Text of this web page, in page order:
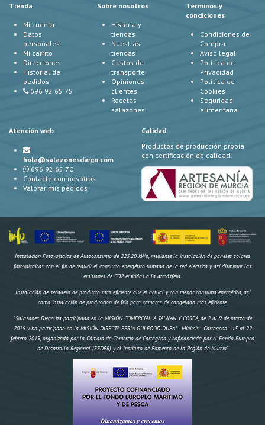
Tienda
Mi cuenta
Datos
personales
Mi carrito
Direcciones
Historial de
pedidos
696 92 65 75
Sobre nosotros
Historia y
tiendas
Nuestras
tiendas
Gastos de
transporte
Opiniones
clientes
Recetas
salazones
Términos y
condiciones
Condiciones de
Compra
Aviso legal
Política de
Privacidad
Política de
Cookies
Seguridad
alimentaria
Atención web
hola@salazonesdiego.com
696 92 65 70
Contacte con nosotros
Valorar mis pedidos
Calidad
Productos de producción propia
con certificación de calidad:
Instalación Fotovoltaica de Autoconsumo de 223,20 kWp, mediante la instalación de paneles solares
fotovoltaicos con el fin de reducir el consumo energético tomado de la red eléctrica y así disminuir las
emisiones de CO2 emitidas a la atmósfera.
Instalación de secadero de producto más eficiente que el actual y con menor consumo energético, así
como instalación de producción de frío para cámaras de congelado más eficiente.
"Salazones Diego ha participado en la MISIÓN COMERCIAL A TAIWAN Y COREA, de 2 al 9 de marzo de
2019 y ha participado en la MISIÓN DIRECTA FERIA GULFOOD DUBAI - Mínimis - Cartagena - 15 al 22
febrero 2019, organizada por la Cámara de Comercio de Cartagena y cofinanciada por el Fondo Europeo
de Desarrollo Regional (FEDER) y el Instituto de Fomento de la Región de Murcia"